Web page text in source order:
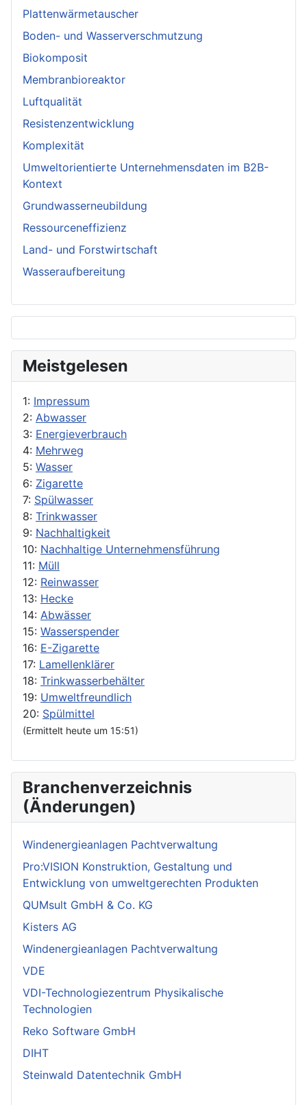
Plattenwärmetauscher
Boden- und Wasserverschmutzung
Biokomposit
Membranbioreaktor
Luftqualität
Resistenzentwicklung
Komplexität
Umweltorientierte Unternehmensdaten im B2B-
Kontext
Grundwasserneubildung
Ressourceneffizienz
Land- und Forstwirtschaft
Wasseraufbereitung
Meistgelesen
1: Impressum
2: Abwasser
3: Energieverbrauch
4: Mehrweg
5: Wasser
6: Zigarette
7: Spülwasser
8: Trinkwasser
9: Nachhaltigkeit
10: Nachhaltige Unternehmensführung
11: Müll
12: Reinwasser
13: Hecke
14: Abwässer
15: Wasserspender
16: E-Zigarette
17: Lamellenklärer
18: Trinkwasserbehälter
19: Umweltfreundlich
20: Spülmittel
(Ermittelt heute um 15:51)
Branchenverzeichnis
(Änderungen)
Windenergieanlagen Pachtverwaltung
Pro:VISION Konstruktion, Gestaltung und
Entwicklung von umweltgerechten Produkten
QUMsult GmbH & Co. KG
Kisters AG
Windenergieanlagen Pachtverwaltung
VDE
VDI-Technologiezentrum Physikalische
Technologien
Reko Software GmbH
DIHT
Steinwald Datentechnik GmbH